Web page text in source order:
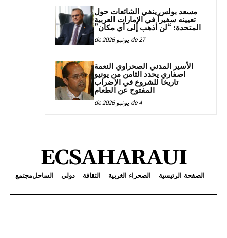
مسعد بولس ينفي الشائعات حول
تعيينه سفيراً في الإمارات العربية
المتحدة: “لن أذهب إلى أي مكان”
27 de يونيو de 2026
الأسير المدني الصحراوي النعمة
اصفاري يحدد الثامن من يونيو
تاريخا للشروع في الإضراب
المفتوح عن الطعام
4 de يونيو de 2026
ECSAHARAUI
الصفحة الرئيسية الصحراء الغربية الثقافة دولي الساحلمجتمع